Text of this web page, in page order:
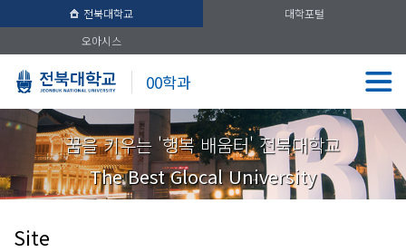
전북대학교
대학포털
오아시스
00학과
꿈을 키우는 '행복 배움터' 전북대학교
The Best Glocal University
Site